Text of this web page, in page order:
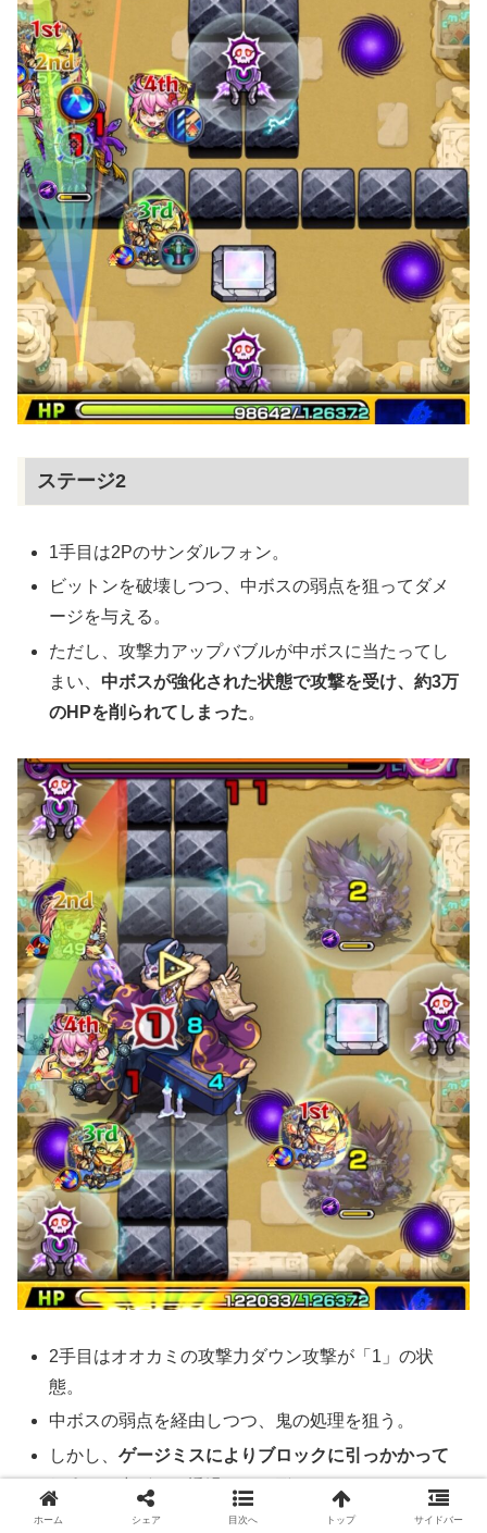
ステージ2
1手目は2Pのサンダルフォン。
ビットンを破壊しつつ、中ボスの弱点を狙ってダメ
ージを与える。
ただし、攻撃力アップバブルが中ボスに当たってし
まい、 中ボスが強化された状態で攻撃を受け、約3万
のHPを削られてしまった。
2手目はオオカミの攻撃力ダウン攻撃が「1」の状
態。
中ボスの弱点を経由しつつ、鬼の処理を狙う。
しかし、ゲージミスによりブロックに引っかかって
、中ボスを透過させる形になってしまった。
右下のオオカミは友情で処理できたものの、右上の
ホーム シェア 目次へ トップ サイドバー